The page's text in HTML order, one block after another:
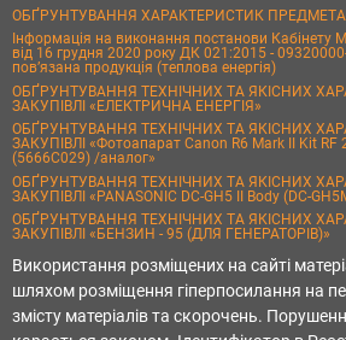
ОБҐРУНТУВАННЯ ХАРАКТЕРИСТИК ПРЕДМЕТА
Інформація на виконання постанови Кабінету
від 16 грудня 2020 року ДК 021:2015 -
пов’язана продукція (теплова енергія)
ОБҐРУНТУВАННЯ ТЕХНІЧНИХ ТА ЯКІСНИХ
ЗАКУПІВЛІ «ЕЛЕКТРИЧНА ЕНЕРГІЯ»
ОБҐРУНТУВАННЯ ТЕХНІЧНИХ ТА ЯКІСНИХ
ЗАКУПІВЛІ «Фотоапарат Canon R6 Mark II Kit RF
(5666C029) /аналог»
ОБҐРУНТУВАННЯ ТЕХНІЧНИХ ТА ЯКІСНИХ
ЗАКУПІВЛІ «PANASONIC DC-GH5 II Body (DC-
ОБҐРУНТУВАННЯ ТЕХНІЧНИХ ТА ЯКІСНИХ
ЗАКУПІВЛІ «БЕНЗИН - 95 (ДЛЯ ГЕНЕРАТОРІВ)»
Використання розміщених на сайті
шляхом розміщення гіперпосилання на
змісту матеріалів та скорочень.